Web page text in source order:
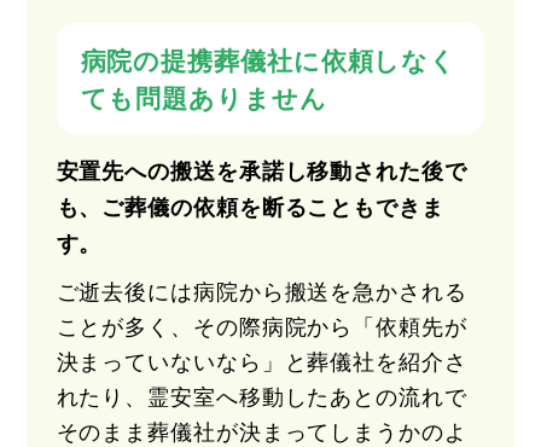
病院の提携葬儀社に依頼しなく
ても問題ありません
安置先への搬送を承諾し移動された後で
も、ご葬儀の依頼を断ることもできま
す。
ご逝去後には病院から搬送を急かされる
ことが多く、その際病院から「依頼先が
決まっていないなら」と葬儀社を紹介さ
れたり、霊安室へ移動したあとの流れで
そのまま葬儀社が決まってしまうかのよ